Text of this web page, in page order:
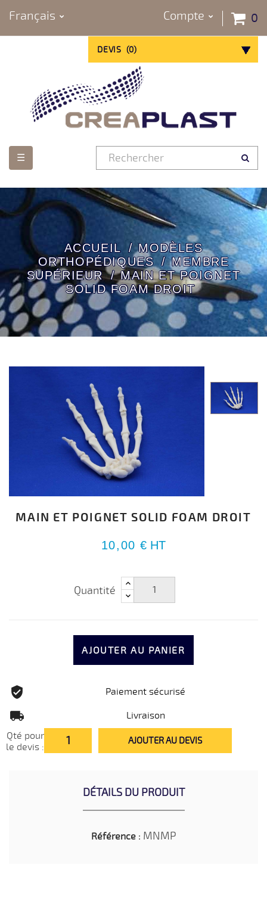
Français 0
Compte
DEVIS (0)
Basculer
☰
ACCUEIL
MODÈLES
ORTHOPÉDIQUES
MEMBRE
SUPÉRIEUR
MAIN ET POIGNET
SOLID FOAM DROIT
MAIN ET POIGNET SOLID FOAM DROIT
10,00 € HT
Quantité
AJOUTER AU PANIER
Paiement sécurisé
Livraison
Qté pour
le devis :
AJOUTER AU DEVIS
DÉTAILS DU PRODUIT
Référence : MNMP